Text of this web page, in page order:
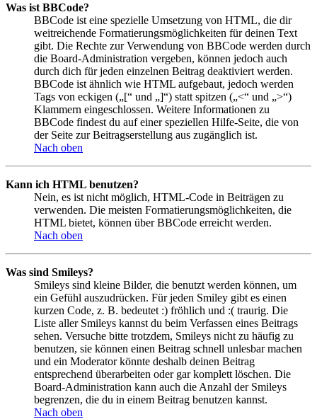
Was ist BBCode?
BBCode ist eine spezielle Umsetzung von HTML, die dir
weitreichende Formatierungsmöglichkeiten für deinen Text
gibt. Die Rechte zur Verwendung von BBCode werden durch
die Board-Administration vergeben, können jedoch auch
durch dich für jeden einzelnen Beitrag deaktiviert werden.
BBCode ist ähnlich wie HTML aufgebaut, jedoch werden
Tags von eckigen („[“ und „]“) statt spitzen („<“ und „>“)
Klammern eingeschlossen. Weitere Informationen zu
BBCode findest du auf einer speziellen Hilfe-Seite, die von
der Seite zur Beitragserstellung aus zugänglich ist.
Nach oben
Kann ich HTML benutzen?
Nein, es ist nicht möglich, HTML-Code in Beiträgen zu
verwenden. Die meisten Formatierungsmöglichkeiten, die
HTML bietet, können über BBCode erreicht werden.
Nach oben
Was sind Smileys?
Smileys sind kleine Bilder, die benutzt werden können, um
ein Gefühl auszudrücken. Für jeden Smiley gibt es einen
kurzen Code, z. B. bedeutet :) fröhlich und :( traurig. Die
Liste aller Smileys kannst du beim Verfassen eines Beitrags
sehen. Versuche bitte trotzdem, Smileys nicht zu häufig zu
benutzen, sie können einen Beitrag schnell unlesbar machen
und ein Moderator könnte deshalb deinen Beitrag
entsprechend überarbeiten oder gar komplett löschen. Die
Board-Administration kann auch die Anzahl der Smileys
begrenzen, die du in einem Beitrag benutzen kannst.
Nach oben